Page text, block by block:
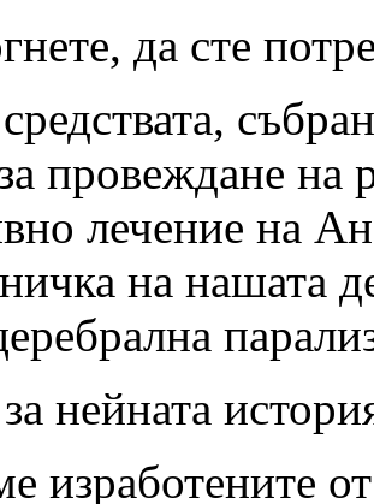
да сте
провеждане на
лечение на
на нашата
нейната
изработените